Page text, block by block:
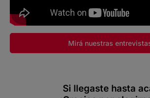
Mirá nuestras
Si llegaste hasta